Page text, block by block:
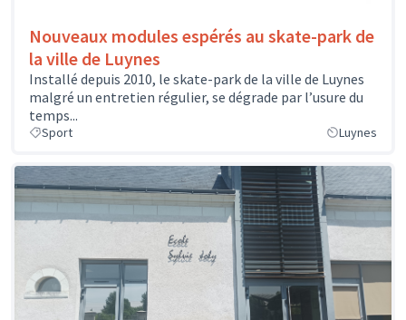
Nouveaux modules espérés au skate-park de
la ville de Luynes
Installé depuis 2010, le skate-park de la ville de Luynes
malgré un entretien régulier, se dégrade par l’usure du
temps...
Sport Luynes